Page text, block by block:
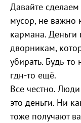
Давайте
мусор, не важно
кармана. Деньги
дворникам,
убирать. Будь-то
гдн-то ещё.
Все честно.
это деньги. Ни
тоже получают